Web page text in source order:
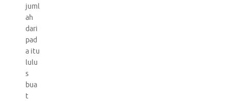
juml
ah
dari
pad
a itu
lulu
s
bua
t